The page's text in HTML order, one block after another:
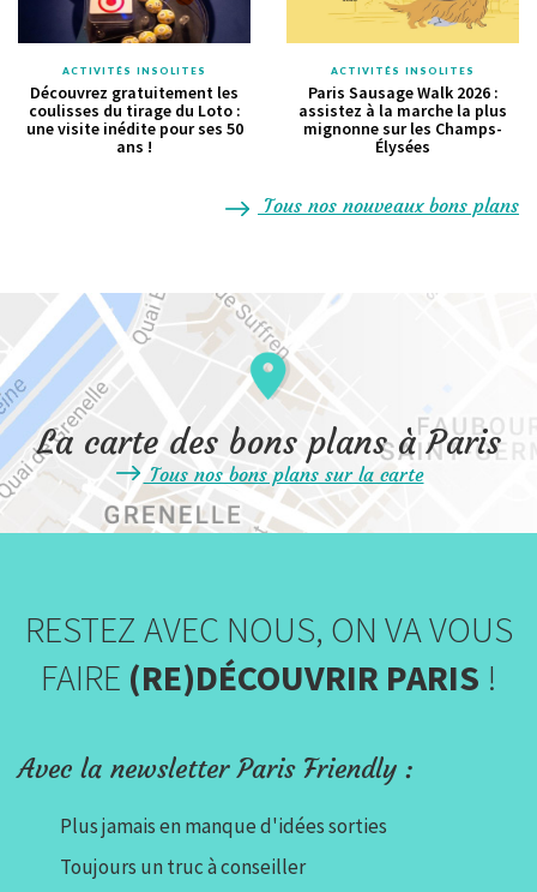
ACTIVITÉS INSOLITES
Découvrez gratuitement les
coulisses du tirage du Loto :
une visite inédite pour ses 50
ans !
ACTIVITÉS INSOLITES
Paris Sausage Walk 2026 :
assistez à la marche la plus
mignonne sur les Champs-
Élysées
Tous nos nouveaux bons plans
La carte des bons plans à Paris
Tous nos bons plans sur la carte
RESTEZ AVEC NOUS, ON VA VOUS
FAIRE (RE)DÉCOUVRIR PARIS !
Avec la newsletter Paris Friendly :
Plus jamais en manque d'idées sorties
Toujours un truc à conseiller